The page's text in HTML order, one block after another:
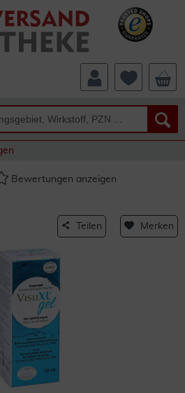
Bewertungen anzeigen
Teilen Merken